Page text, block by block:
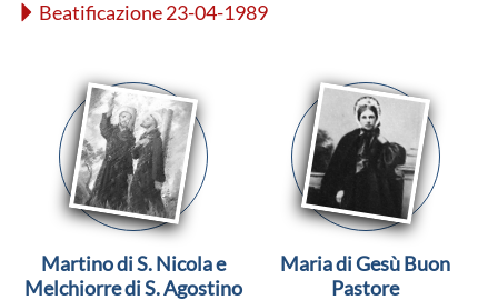
Beatificazione 23-04-1989
Martino di S. Nicola e
Melchiorre di S. Agostino
Maria di Gesù Buon
Pastore